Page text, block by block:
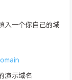
入一个你自己的域
演示域名